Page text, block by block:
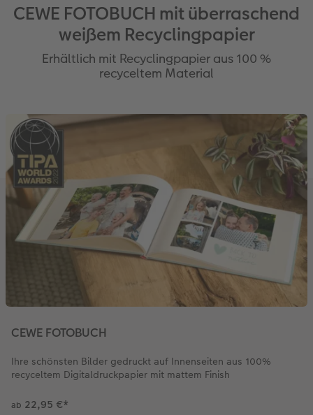
CEWE FOTOBUCH mit überraschend
weißem Recyclingpapier
Erhältlich mit Recyclingpapier aus 100 %
recyceltem Material
CEWE FOTOBUCH
Ihre schönsten Bilder gedruckt auf Innenseiten aus 100%
recyceltem Digitaldruckpapier mit mattem Finish
ab 22,95 €*